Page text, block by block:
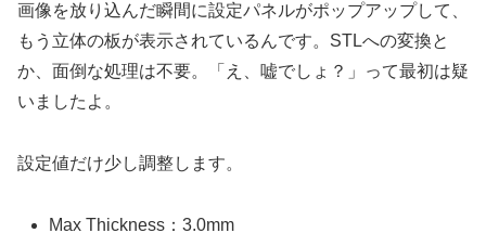
画像を放り込んだ瞬間に設定パネルがポップアップして、
もう立体の板が表示されているんです。STLへの変換と
か、面倒な処理は不要。「え、嘘でしょ？」って最初は疑
いましたよ。
設定値だけ少し調整します。
Max Thickness：3.0mm